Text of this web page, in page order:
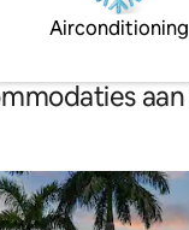
Airconditioning